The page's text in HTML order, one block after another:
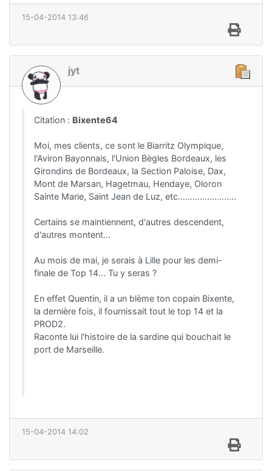
15-04-2014 13:46
jyt
Citation : Bixente64
Moi, mes clients, ce sont le Biarritz Olympique,
l'Aviron Bayonnais, l'Union Bègles Bordeaux, les
Girondins de Bordeaux, la Section Paloise, Dax,
Mont de Marsan, Hagetmau, Hendaye, Oloron
Sainte Marie, Saint Jean de Luz, etc........................
Certains se maintiennent, d'autres descendent,
d'autres montent...
Au mois de mai, je serais à Lille pour les demi-
finale de Top 14... Tu y seras ?
En effet Quentin, il a un blème ton copain Bixente,
la dernière fois, il fournissait tout le top 14 et la
PROD2.
Raconte lui l'histoire de la sardine qui bouchait le
port de Marseille.
15-04-2014 14:02